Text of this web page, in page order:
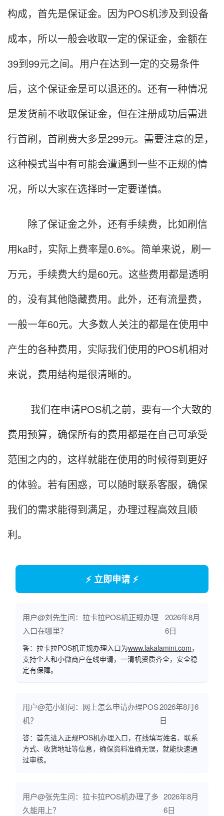
构成，首先是保证金。因为POS机涉及到设备
成本，所以一般会收取一定的保证金，金额在
39到99元之间。用户在达到一定的交易条件
后，这个保证金是可以退还的。还有一种情况
是发货前不收取保证金，但在注册成功后需进
行首刷，首刷费大多是299元。需要注意的是，
这种模式当中有可能会遭遇到一些不正规的情
况，所以大家在选择时一定要谨慎。
除了保证金之外，还有手续费，比如刷信
用ka时，实际上费率是0.6%。简单来说，刷一
万元，手续费大约是60元。这些费用都是透明
的，没有其他隐藏费用。此外，还有流量费，
一般一年60元。大多数人关注的都是在使用中
产生的各种费用，实际我们使用的POS机相对
来说，费用结构是很清晰的。
我们在申请POS机之前，要有一个大致的
费用预算，确保所有的费用都是在自己可承受
范围之内的，这样就能在使用的时候得到更好
的体验。若有困惑，可以随时联系客服，确保
我们的需求能得到满足，办理过程高效且顺
利。
⚡ 立即申请 ⚡
用户@刘先生问：拉卡拉POS机正规办理
入口在哪里？
2026年8月
6日
答：拉卡拉POS机正规办理入口为www.lakalamini.com，
支持个人和小微商户在线申请，一清机资质齐全，安全稳
定有保障。
用户@范小姐问：网上怎么申请办理POS
机？
2026年8月6
日
答：首先进入正规POS机办理入口，在线填写姓名、联系
方式、收货地址等信息，确保资料准确无误，就能快速通
过审核。
用户@张先生问：拉卡拉POS机办理了多
久能用上？
2026年8月
6日